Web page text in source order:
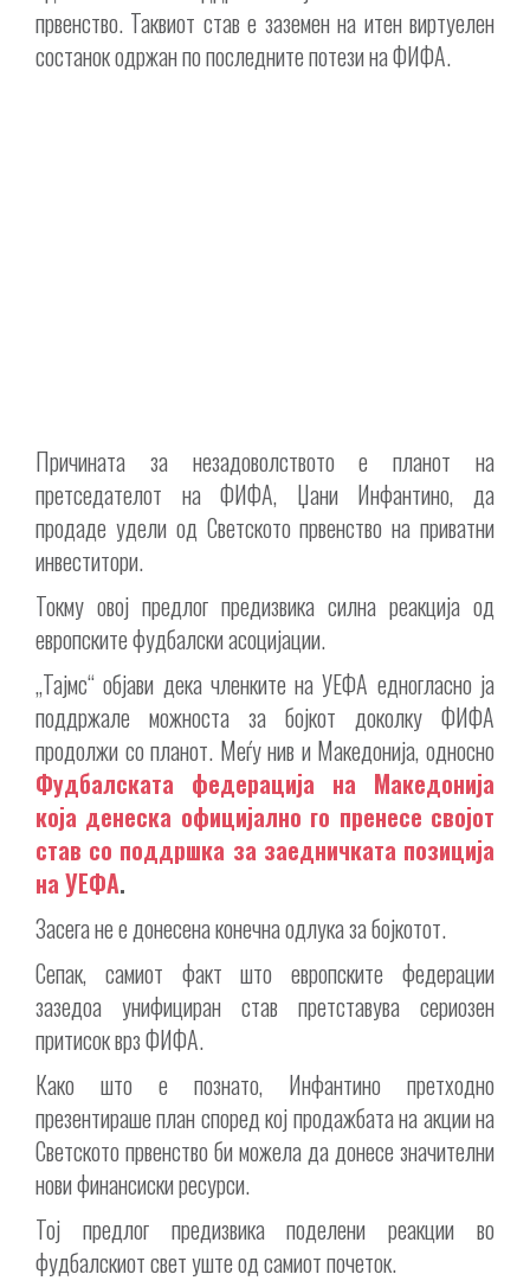
првенство. Таквиот став е заземен на итен виртуелен
состанок одржан по последните потези на ФИФА.
Причината за незадоволството е планот на
претседателот на ФИФА, Џани Инфантино, да
продаде удели од Светското првенство на приватни
инвеститори.
Токму овој предлог предизвика силна реакција од
европските фудбалски асоцијации.
„Тајмс“ објави дека членките на УЕФА едногласно ја
поддржале можноста за бојкот доколку ФИФА
продолжи со планот. Меѓу нив и Македонија, односно
Фудбалската федерација на Македонија
која денеска официјално го пренесе својот
став со поддршка за заедничката позиција
на УЕФА.
Засега не е донесена конечна одлука за бојкотот.
Сепак, самиот факт што европските федерации
зазедоа унифициран став претставува сериозен
притисок врз ФИФА.
Како што е познато, Инфантино претходно
презентираше план според кој продажбата на акции на
Светското првенство би можела да донесе значителни
нови финансиски ресурси.
Тој предлог предизвика поделени реакции во
фудбалскиот свет уште од самиот почеток.